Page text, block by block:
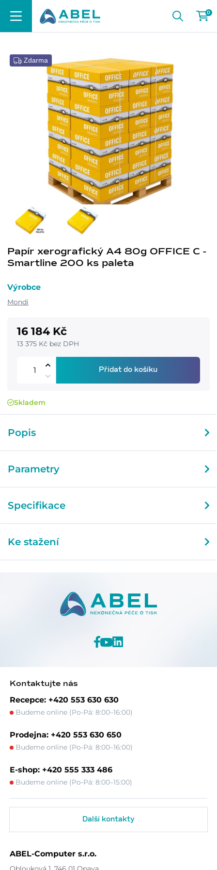
0
Zdarma
Papír xerografický A4 80g OFFICE C -
Smartline 200 ks paleta
Výrobce
Mondi
16 184 Kč
13 375 Kč bez DPH
Přidat do košíku
Skladem
Popis
Parametry
Specifikace
Ke stažení
Kontaktujte nás
Recepce: +420 553 630 630
Budeme online (Po-Pá: 8:00–16:00)
Prodejna: +420 553 630 650
Budeme online (Po-Pá: 8:00–16:00)
E-shop: +420 555 333 486
Budeme online (Po-Pá: 8:00–15:00)
Další kontakty
ABEL-Computer s.r.o.